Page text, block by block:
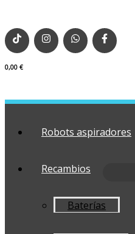
0,00 €
Robots aspiradores
Recambios
Baterías